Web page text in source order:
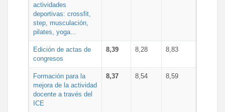
actividades
deportivas: crossfit,
step, musculación,
pilates, yoga...
Edición de actas de
congresos
8,39 8,28 8,83
Formación para la
mejora de la actividad
docente a través del
ICE
8,37 8,54 8,59